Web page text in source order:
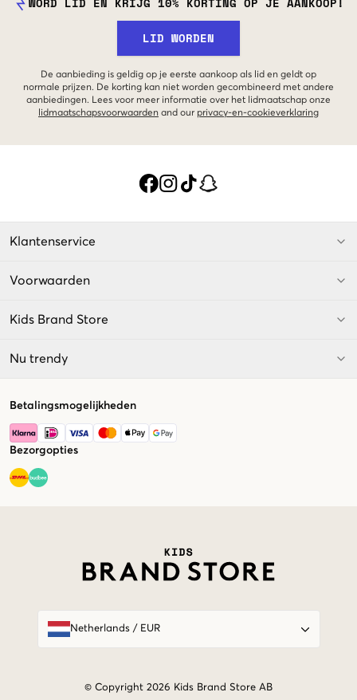
LID WORDEN
De aanbieding is geldig op je eerste aankoop als lid en geldt op
normale prijzen. De korting kan niet worden gecombineerd met andere
aanbiedingen. Lees voor meer informatie over het lidmaatschap onze
lidmaatschapsvoorwaarden and our privacy-en-cookieverklaring
Klantenservice
Voorwaarden
Kids Brand Store
Nu trendy
Betalingsmogelijkheden
Bezorgopties
Netherlands/ EUR
© Copyright 2026 Kids Brand Store AB